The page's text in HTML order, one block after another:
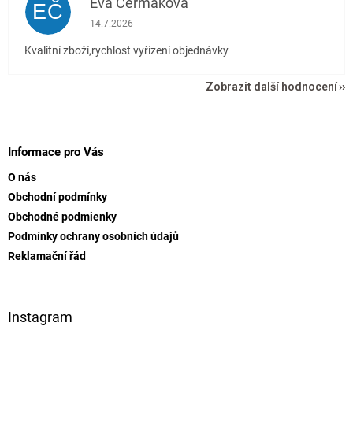
EČ Hodnocení obchodu je 5 z 5 hvězdiček.
14.7.2026
Kvalitní zboží,rychlost vyřízení objednávky
Zobrazit další hodnocení
Informace pro Vás
O nás
Obchodní podmínky
Obchodné podmienky
Podmínky ochrany osobních údajů
Reklamační řád
Instagram